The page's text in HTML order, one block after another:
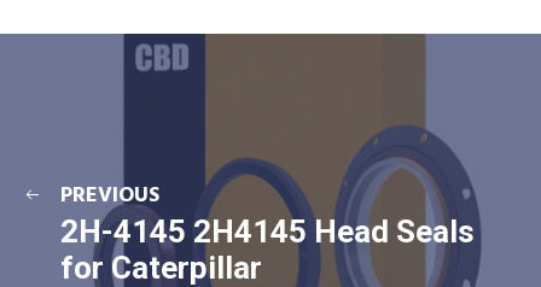
PREVIOUS
2H-4145 2H4145 Head Seals
for Caterpillar